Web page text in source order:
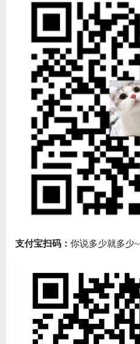
支付宝扫码： 你说多少就多少~